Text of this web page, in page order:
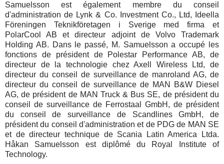
Samuelsson est également membre du conseil
d'administration de Lynk & Co. Investment Co., Ltd, Ideella
Föreningen Teknikföretagen i Sverige med firma et
PolarCool AB et directeur adjoint de Volvo Trademark
Holding AB. Dans le passé, M. Samuelsson a occupé les
fonctions de président de Polestar Performance AB, de
directeur de la technologie chez Axell Wireless Ltd, de
directeur du conseil de surveillance de manroland AG, de
directeur du conseil de surveillance de MAN B&W Diesel
AG, de président de MAN Truck & Bus SE, de président du
conseil de surveillance de Ferrostaal GmbH, de président
du conseil de surveillance de Scandlines GmbH, de
président du conseil d'administration et de PDG de MAN SE
et de directeur technique de Scania Latin America Ltda.
Håkan Samuelsson est diplômé du Royal Institute of
Technology.